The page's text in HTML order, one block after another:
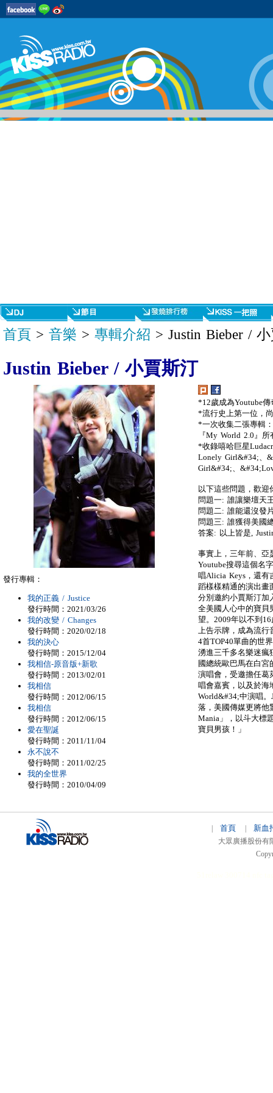
首頁 > 音樂 > 專輯介紹 > Justin Bieber /
Justin Bieber / 小賈斯汀
*12歲成為Youtube
*流行史上第一位，
*一次收集二張專輯
『My World 2.0』
*收錄嘻哈巨星
Lonely Girl&#34;、
Girl&#34;、
以下這些問題，歡迎
問題一: 誰讓樂壇天
問題二: 誰能還沒發
問題三: 誰獲得美國
答案: 以上皆是,
事實上，三年前、亞
Youtube搜尋這個名
唱Alicia Keys，還有
蹈樣樣精通的演出畫
分別邀約小賈斯汀加
全美國人心中的寶貝
望。2009年以不到
上告示牌，成為流行
4首TOP40單曲的世
湧進三千多名樂迷瘋
國總統歐巴馬在白
演唱會，受邀擔任葛
唱會嘉賓，以及於海
World&#34;中演唱
落，美國傳媒更將他
Mania」，以斗大標
寶貝男孩！」
發行專輯：
我的正義 / Justice
發行時間：2021/03/26
我的改變 / Changes
發行時間：2020/02/18
我的決心
發行時間：2015/12/04
我相信-原音版+新歌
發行時間：2013/02/01
我相信
發行時間：2012/06/15
我相信
發行時間：2012/06/15
愛在聖誕
發行時間：2011/11/04
永不說不
發行時間：2011/02/25
我的全世界
發行時間：2010/04/09
| 首頁| 新血
大眾廣播股份有